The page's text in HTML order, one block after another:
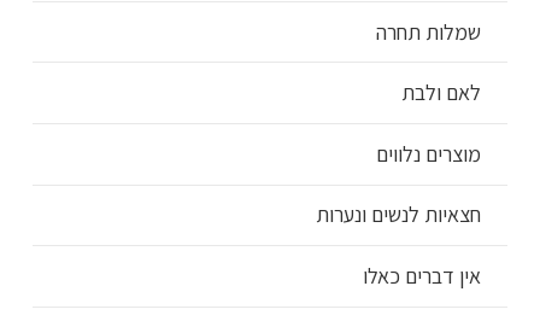
שמלות תחרה
לאם ולבת
מוצרים נלווים
חצאיות לנשים ונערות
אין דברים כאלו